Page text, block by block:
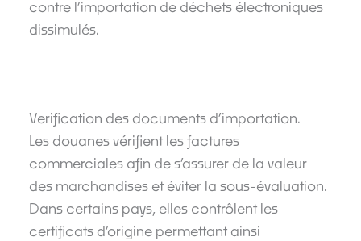
contre l’importation de déchets électroniques
dissimulés.
Verification des documents d’importation.
Les douanes vérifient les factures
commerciales afin de s’assurer de la valeur
des marchandises et éviter la sous-évaluation.
Dans certains pays, elles contrôlent les
certificats d’origine permettant ainsi